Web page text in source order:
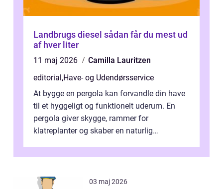
Landbrugs diesel sådan får du mest ud
af hver liter
11 maj 2026
Camilla Lauritzen
editorial,Have- og Udendørsservice
At bygge en pergola kan forvandle din have
til et hyggeligt og funktionelt uderum. En
pergola giver skygge, rammer for
klatreplanter og skaber en naturlig
d...
03 maj 2026